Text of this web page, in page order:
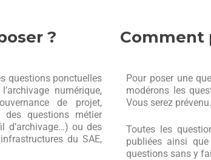
?
questions ponctuelles
numérique,
de projet,
des questions métier
d’archivage…) ou des
du SAE,
Comment
Pour poser une
modérons les
Vous serez
Toutes les
publiées ainsi
questions sans y